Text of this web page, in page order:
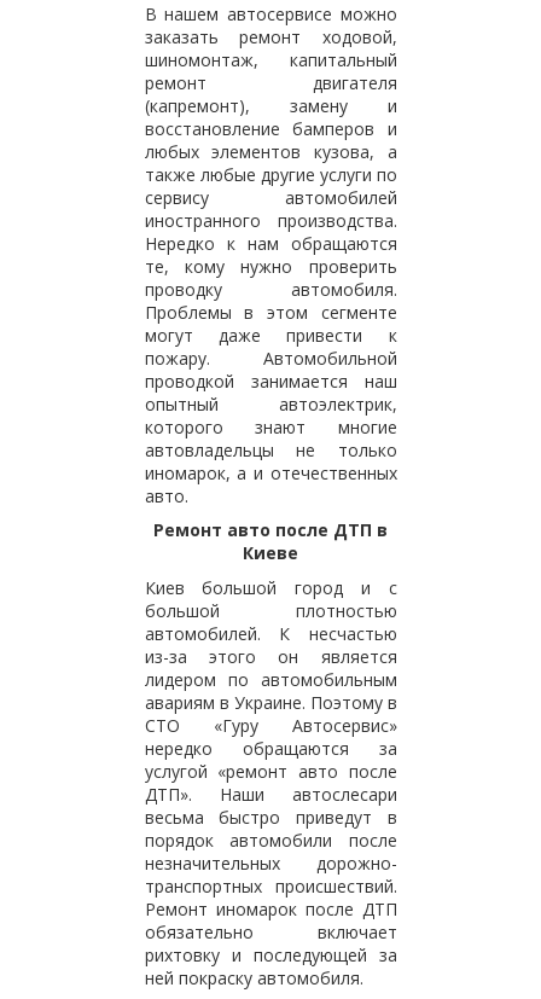
В нашем автосервисе можно
заказать ремонт ходовой,
шиномонтаж, капитальный
ремонт двигателя
(капремонт), замену и
восстановление бамперов и
любых элементов кузова, а
также любые другие услуги по
сервису автомобилей
иностранного производства.
Нередко к нам обращаются
те, кому нужно проверить
проводку автомобиля.
Проблемы в этом сегменте
могут даже привести к
пожару. Автомобильной
проводкой занимается наш
опытный автоэлектрик,
которого знают многие
автовладельцы не только
иномарок, а и отечественных
авто.
Ремонт авто после ДТП в
Киеве
Киев большой город и с
большой плотностью
автомобилей. К несчастью
из-за этого он является
лидером по автомобильным
авариям в Украине. Поэтому в
СТО «Гуру Автосервис»
нередко обращаются за
услугой «ремонт авто после
ДТП». Наши автослесари
весьма быстро приведут в
порядок автомобили после
незначительных дорожно-
транспортных происшествий.
Ремонт иномарок после ДТП
обязательно включает
рихтовку и последующей за
ней покраску автомобиля.